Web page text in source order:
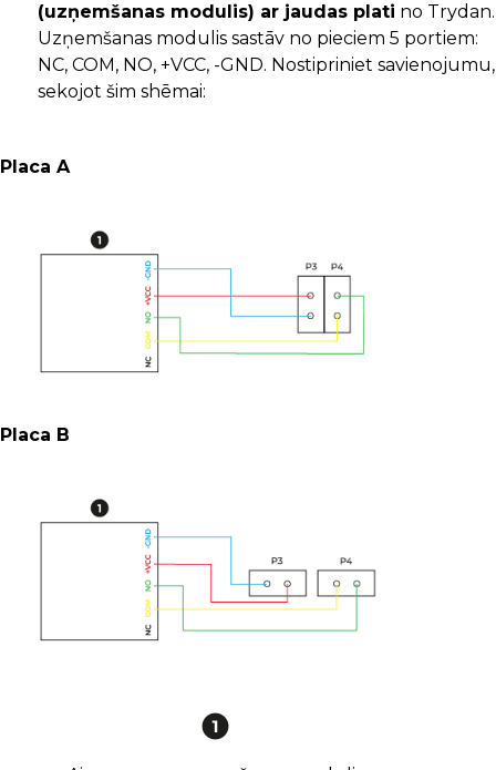
(uzņemšanas modulis) ar jaudas plati no Trydan.
Uzņemšanas modulis sastāv no pieciem 5 portiem:
NC, COM, NO, +VCC, -GND. Nostipriniet savienojumu,
sekojot šim shēmai:
Placa A
Placa B